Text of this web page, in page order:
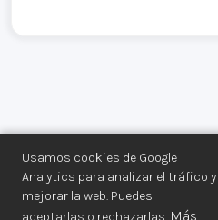
Usamos cookies de Google
Analytics para analizar el tráfico y
mejorar la web. Puedes
aceptarlas o rechazarlas. Más
Centro de Documentación de los